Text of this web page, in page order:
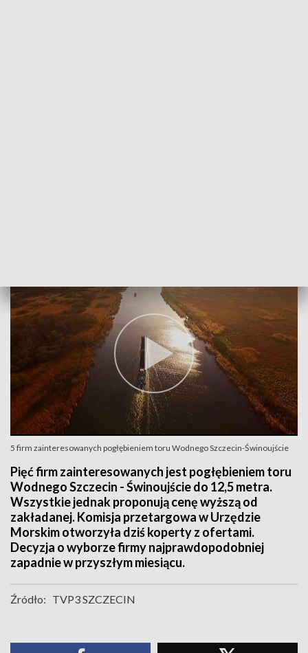
5 firm zainteresowanych pogłębieniem toru Wodnego Szczecin-Świnoujście
Pięć firm zainteresowanych jest pogłębieniem toru
Wodnego Szczecin - Świnoujście do 12,5 metra.
Wszystkie jednak proponują cenę wyższą od
zakładanej. Komisja przetargowa w Urzędzie
Morskim otworzyła dziś koperty z ofertami.
Decyzja o wyborze firmy najprawdopodobniej
zapadnie w przyszłym miesiącu.
Źródło: TVP3 SZCZECIN